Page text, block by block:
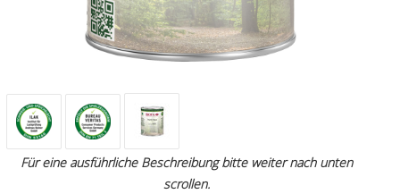
Für eine ausführliche Beschreibung bitte weiter nach unten
scrollen.